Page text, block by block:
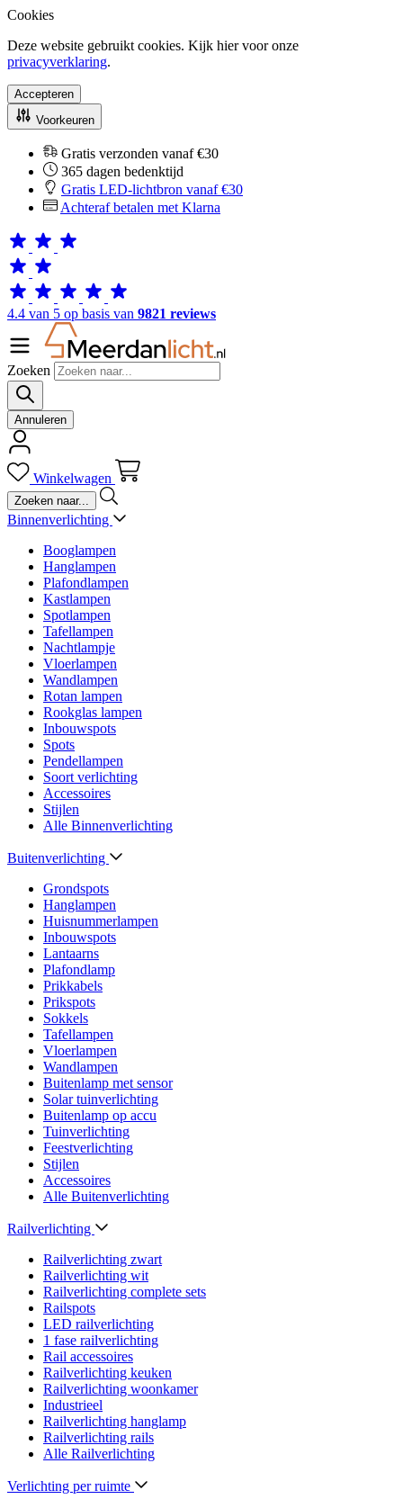
Cookies
Deze website gebruikt cookies. Kijk hier voor onze
privacyverklaring.
Accepteren
Voorkeuren
Gratis verzonden vanaf €30
365 dagen bedenktijd
Gratis LED-lichtbron vanaf €30
Achteraf betalen met Klarna
4.4 van 5 op basis van 9821 reviews
Zoeken
Annuleren
Winkelwagen
Binnenverlichting
Booglampen
Hanglampen
Plafondlampen
Kastlampen
Spotlampen
Tafellampen
Nachtlampje
Vloerlampen
Wandlampen
Rotan lampen
Rookglas lampen
Inbouwspots
Spots
Pendellampen
Soort verlichting
Accessoires
Stijlen
Alle Binnenverlichting
Buitenverlichting
Grondspots
Hanglampen
Huisnummerlampen
Inbouwspots
Lantaarns
Plafondlamp
Prikkabels
Prikspots
Sokkels
Tafellampen
Vloerlampen
Wandlampen
Buitenlamp met sensor
Solar tuinverlichting
Buitenlamp op accu
Tuinverlichting
Feestverlichting
Stijlen
Accessoires
Alle Buitenverlichting
Railverlichting
Railverlichting zwart
Railverlichting wit
Railverlichting complete sets
Railspots
LED railverlichting
1 fase railverlichting
Rail accessoires
Railverlichting keuken
Railverlichting woonkamer
Industrieel
Railverlichting hanglamp
Railverlichting rails
Alle Railverlichting
Verlichting per ruimte